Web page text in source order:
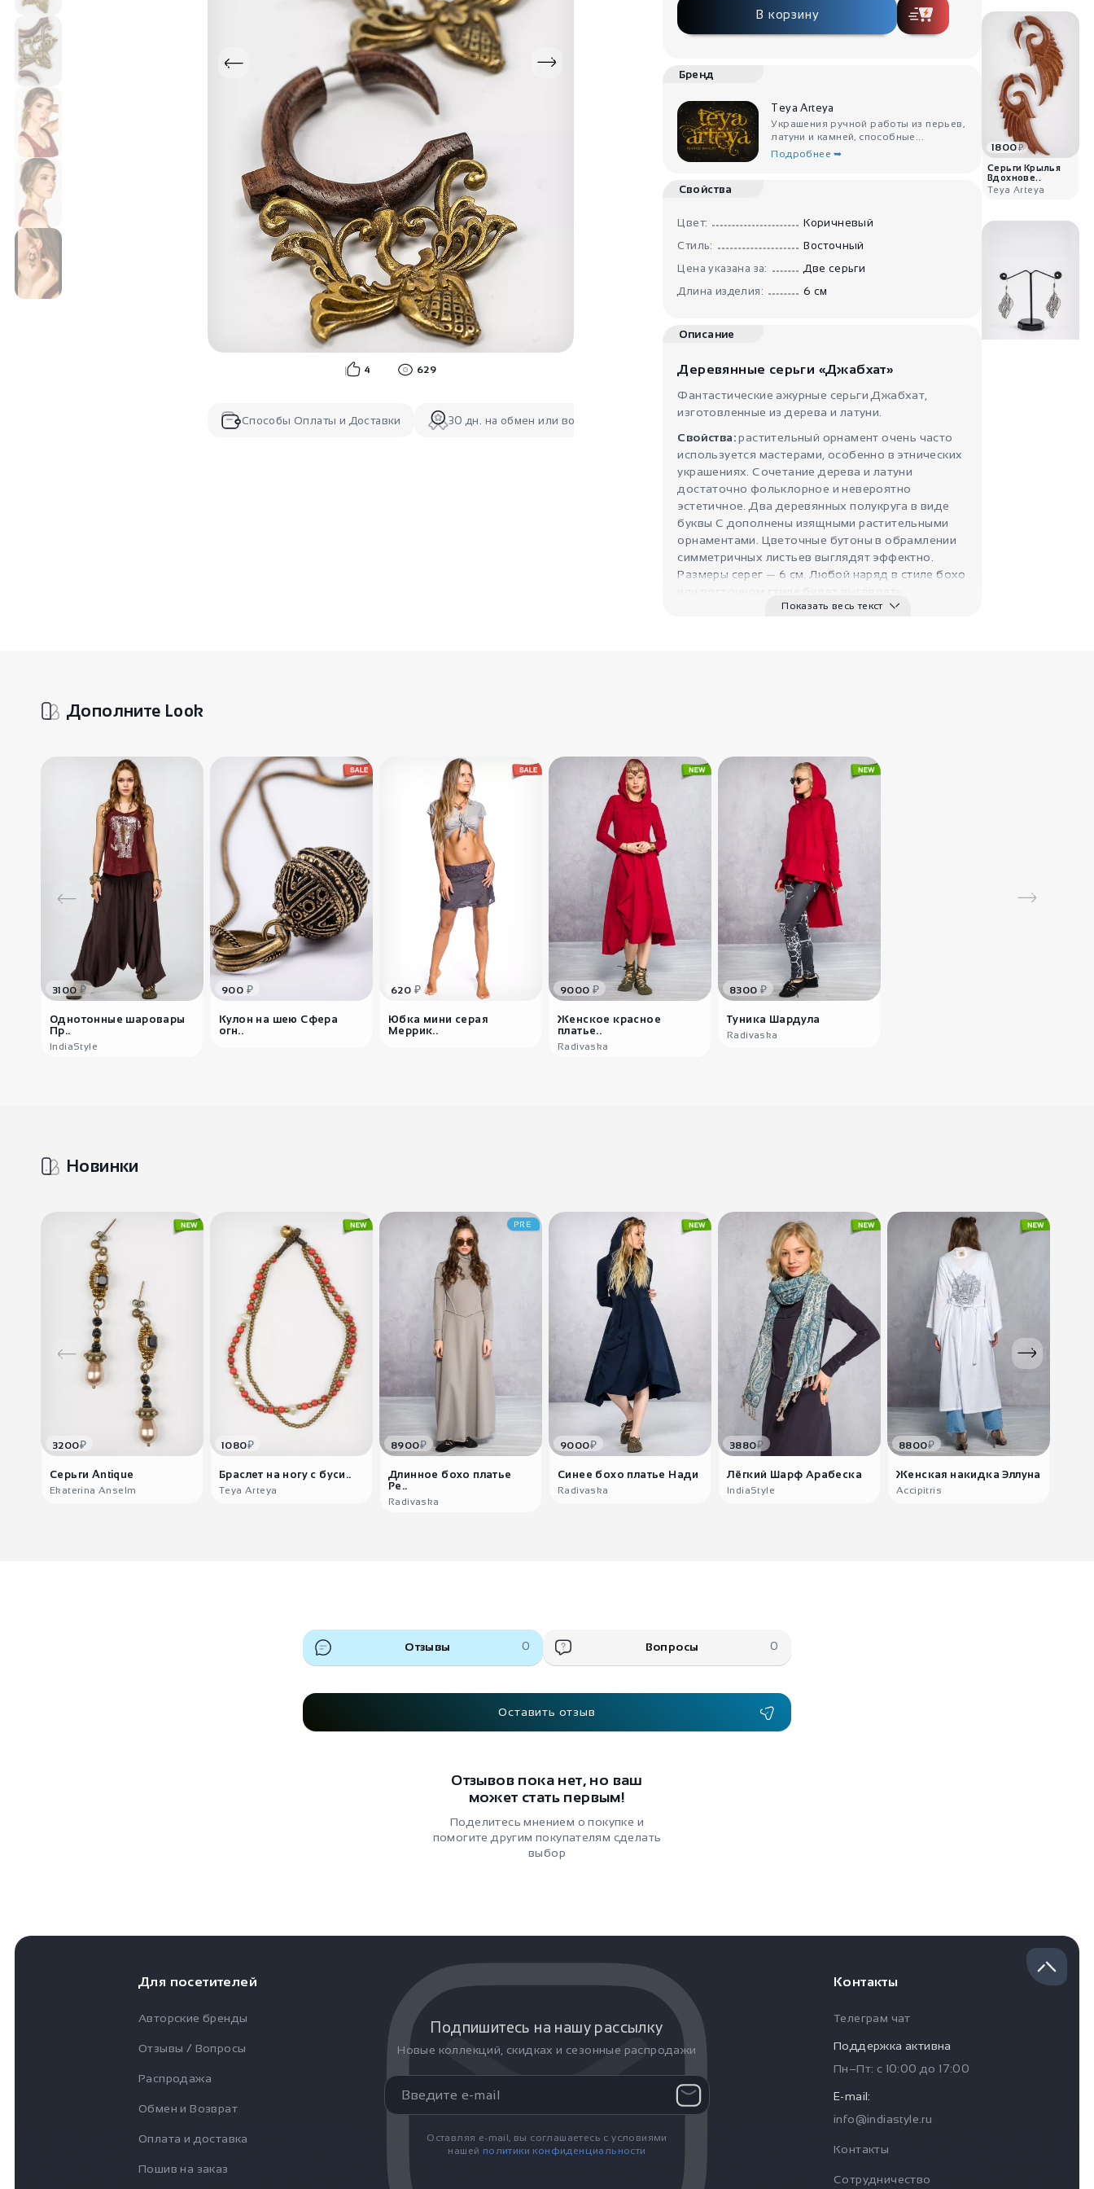
4 629
Способы Оплаты и Доставки 30 дн. на обмен или возврат
В корзину
Бренд
Teya Arteya
Украшения ручной работы из перьев,
латуни и камней, способные...
Подробнее ➥
Свойства
Цвет:
Коричневый
Стиль:
Восточный
Цена указана за:
Две серьги
Длина изделия:
6 см
Описание
Деревянные серьги «Джабхат»
Фантастические ажурные серьги Джабхат,
изготовленные из дерева и латуни.
Свойства:растительный орнамент очень часто
используется мастерами, особенно в этнических
украшениях. Сочетание дерева и латуни
достаточно фольклорное и невероятно
эстетичное. Два деревянных полукруга в виде
буквы С дополнены изящными растительными
орнаментами. Цветочные бутоны в обрамлении
симметричных листьев выглядят эффектно.
Размеры серег — 6 см. Любой наряд в стиле бохо
или восточном стиле будет выглядеть
безупречно, если разбавить его серьгами
Показать весь текст
1800₽
Серьги Крылья
Вдохнове..
Teya Arteya
2100
Серьги каффы
Butterfly
Teya Arteya
Дополните Look
3100₽
Однотонные шаровары
Пр..
IndiaStyle
900 ₽
Кулон на шею Сфера
огн..
620 ₽
Юбка мини серая
Меррик..
9000 ₽
Женское красное
платье..
Radivaska
8300 ₽
Туника Шардула
Radivaska
Новинки
3200₽
Серьги Antique
Ekaterina Anselm
1080₽
Браслет на ногу с буси..
Teya Arteya
PRE
8900₽
Длинное бохо платье
Ре..
Radivaska
9000₽
Синее бохо платье Нади
Radivaska
3880₽
Лёгкий Шарф Арабеска
IndiaStyle
8800₽
Женская накидка Эллуна
Accipitris
Отзывы 0 Вопросы 0
Оставить отзыв
Отзывов пока нет, но ваш
может стать первым!
Поделитесь мнением о покупке и
помогите другим покупателям сделать
выбор
Для посетителей
Авторские бренды
Отзывы / Вопросы
Распродажа
Обмен и Возврат
Оплата и доставка
Пошив на заказ
Подпишитесь на нашу рассылку
Новые коллекций, скидках и сезонные распродажи
Оставляя e-mail, вы соглашаетесь с условиями
нашей политики конфиденциальности
Контакты
Телеграм чат
Поддержка активна
Пн–Пт: с 10:00 до 17:00
E-mail:
info@indiastyle.ru
Контакты
Сотрудничество